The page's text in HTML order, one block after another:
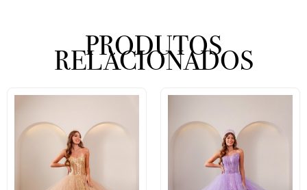
PRODUTOS
RELACIONADOS